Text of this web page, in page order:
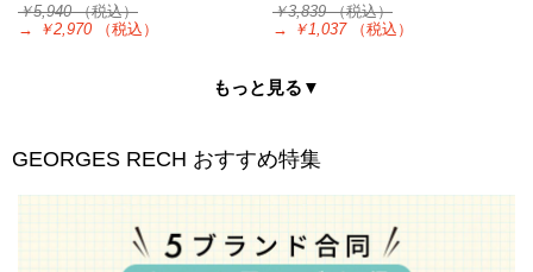
￥5,940（税込）
→
￥2,970 （税込）
￥3,839（税込）
→
￥1,037 （税込）
もっと見る▼
GEORGES RECH おすすめ特集